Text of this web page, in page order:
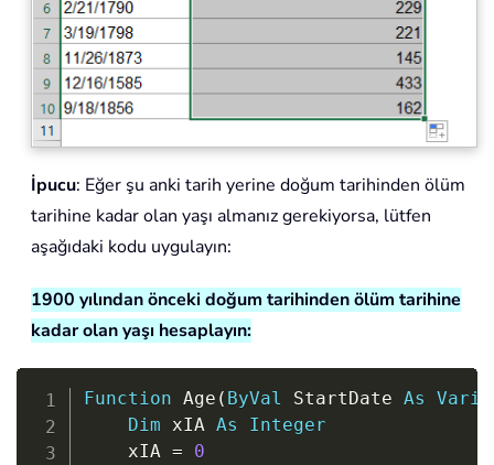
İpucu: Eğer şu anki tarih yerine doğum tarihinden ölüm
tarihine kadar olan yaşı almanız gerekiyorsa, lütfen
aşağıdaki kodu uygulayın:
1900 yılından önceki doğum tarihinden ölüm tarihine
kadar olan yaşı hesaplayın:
Function Age ( ByVal StartDate As
Dim xIA As
Integer
    xIA
=
0
Copy